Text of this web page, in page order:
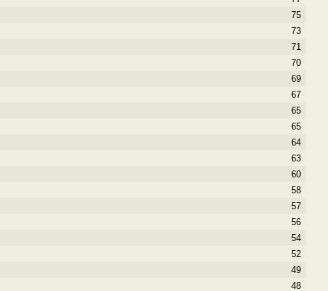
75
73
71
70
69
67
65
65
64
63
60
58
57
56
54
52
49
48